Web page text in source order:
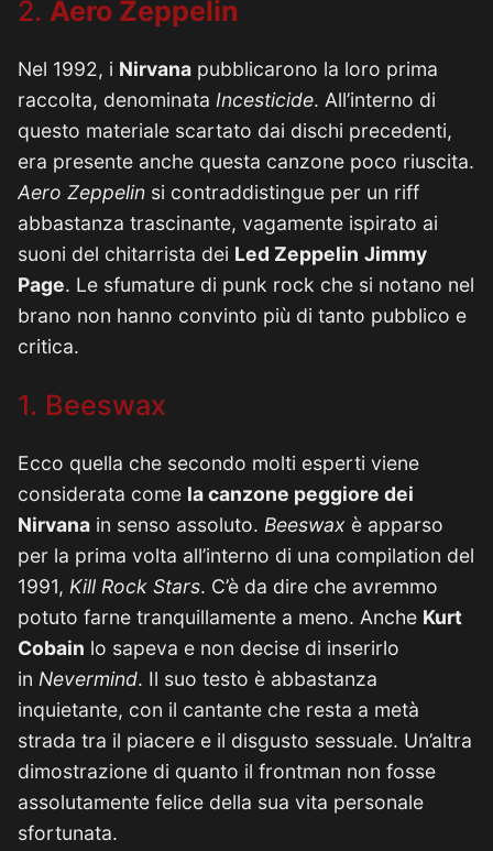
2. Aero Zeppelin
Nel 1992, i Nirvana pubblicarono la loro prima
raccolta, denominata Incesticide. All’interno di
questo materiale scartato dai dischi precedenti,
era presente anche questa canzone poco riuscita.
Aero Zeppelin si contraddistingue per un riff
abbastanza trascinante, vagamente ispirato ai
suoni del chitarrista dei Led Zeppelin Jimmy
Page. Le sfumature di punk rock che si notano nel
brano non hanno convinto più di tanto pubblico e
critica.
1. Beeswax
Ecco quella che secondo molti esperti viene
considerata come la canzone peggiore dei
Nirvana in senso assoluto. Beeswax è apparso
per la prima volta all’interno di una compilation del
1991, Kill Rock Stars. C’è da dire che avremmo
potuto farne tranquillamente a meno. Anche Kurt
Cobain lo sapeva e non decise di inserirlo
in Nevermind. Il suo testo è abbastanza
inquietante, con il cantante che resta a metà
strada tra il piacere e il disgusto sessuale. Un’altra
dimostrazione di quanto il frontman non fosse
assolutamente felice della sua vita personale
sfortunata.